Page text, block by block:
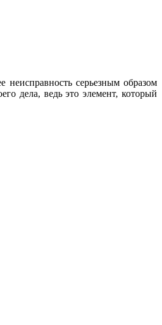
неисправность серьезным образом
дела, ведь это элемент, который